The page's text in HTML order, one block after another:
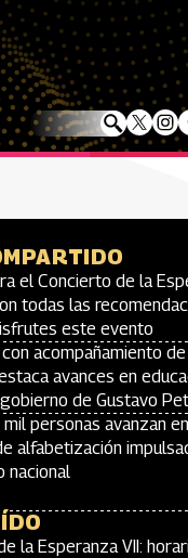
el Concierto de la
todas las
este evento
acompañamiento
avances en
de Gustavo
personas avanzan en
alfabetización
nacional
la Esperanza VII: